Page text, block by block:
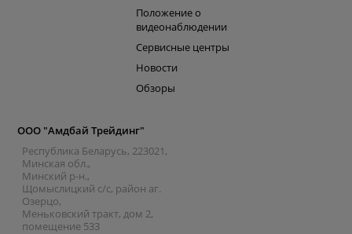
Положение о
видеонаблюдении
Сервисные центры
Новости
Обзоры
ООО "Амдбай Трейдинг"
Республика Беларусь, 223021,
Минская обл.,
Минский р-н.,
Щомыслицкий с/с, район аг.
Озерцо,
Меньковский тракт, дом 2,
помещение 533